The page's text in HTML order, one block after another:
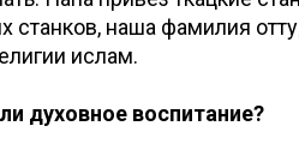
станков, наша фамилия
ислам.
духовное воспитание?